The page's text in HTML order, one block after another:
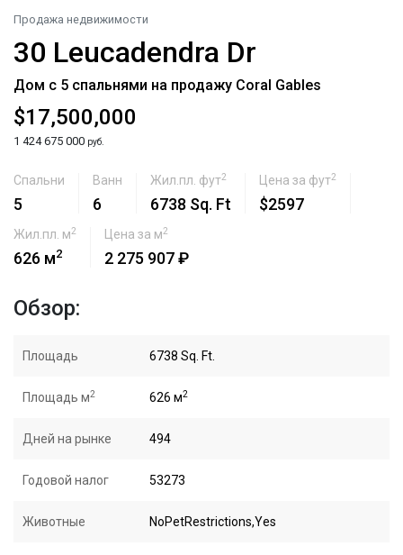
Продажа недвижимости
30 Leucadendra Dr
Дом с 5 спальнями на продажу Coral Gables
$17,500,000
1 424 675 000 руб.
Спальни
5
Ванн
6
Жил.пл. фут2
6738 Sq. Ft
Цена за фут2
$2597
Жил.пл. м2
626 м2
Цена за м2
2 275 907 ₽
Обзор:
Площадь 6738 Sq. Ft.
Площадь м2 626 м2
Дней на рынке 494
Годовой налог 53273
Животные NoPetRestrictions,Yes